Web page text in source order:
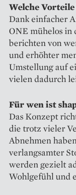
Welche
Dank einfacher
ONE mühelos
berichten von
und erhöhter
Umstellung auf
vielen dadurch
Für wen ist
Das Konzept
die trotz vieler
Abnehmen
verlangsamter
werden gezielt
Wohlgefühl und